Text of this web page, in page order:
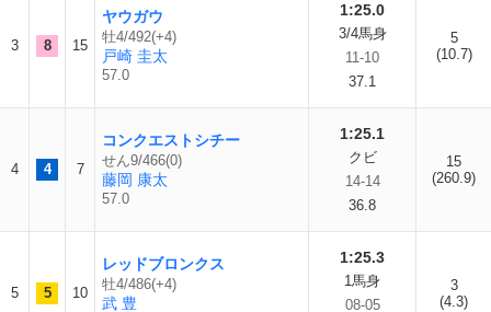
3 8 15
ヤウガウ
牡4/492(+4)
戸崎 圭太
57.0
1:25.0
3/4馬身
11-10
37.1
5
(10.7)
4 4 7
コンクエストシチー
せん9/466(0)
藤岡 康太
57.0
1:25.1
クビ
14-14
36.8
15
(260.9)
5 5 10
レッドブロンクス
牡4/486(+4)
武 豊
1:25.3
1馬身
08-05
3
(4.3)